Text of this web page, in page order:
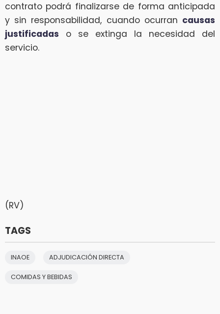
contrato podrá finalizarse de forma anticipada
y sin responsabilidad, cuando ocurran causas
justificadas o se extinga la necesidad del
servicio.
(RV)
TAGS
INAOE ADJUDICACIÓN DIRECTA
COMIDAS Y BEBIDAS